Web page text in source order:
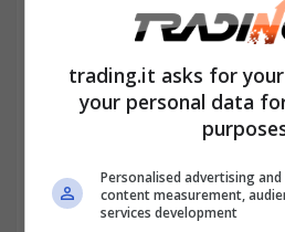
al 36% e nel 2026 dal 36%
novità potrebbe ridurre
questo tipo di immobili,
ostacolare il
paesi di montagna o di
grazie al turismo estivo.
trading.it asks for
your personal data
Personalised advertising
content measurement,
services development